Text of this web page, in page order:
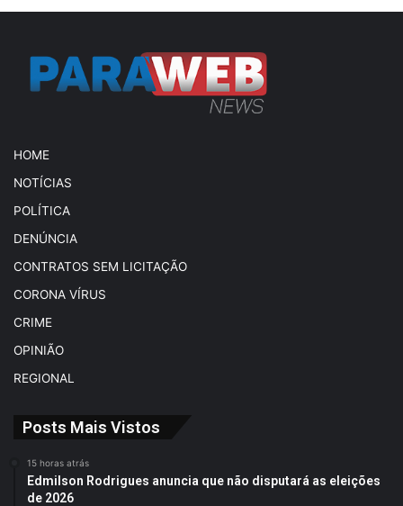
HOME
NOTÍCIAS
POLÍTICA
DENÚNCIA
CONTRATOS SEM LICITAÇÃO
CORONA VÍRUS
CRIME
OPINIÃO
REGIONAL
Posts Mais Vistos
15 horas atrás
Edmilson Rodrigues anuncia que não disputará as eleições
de 2026